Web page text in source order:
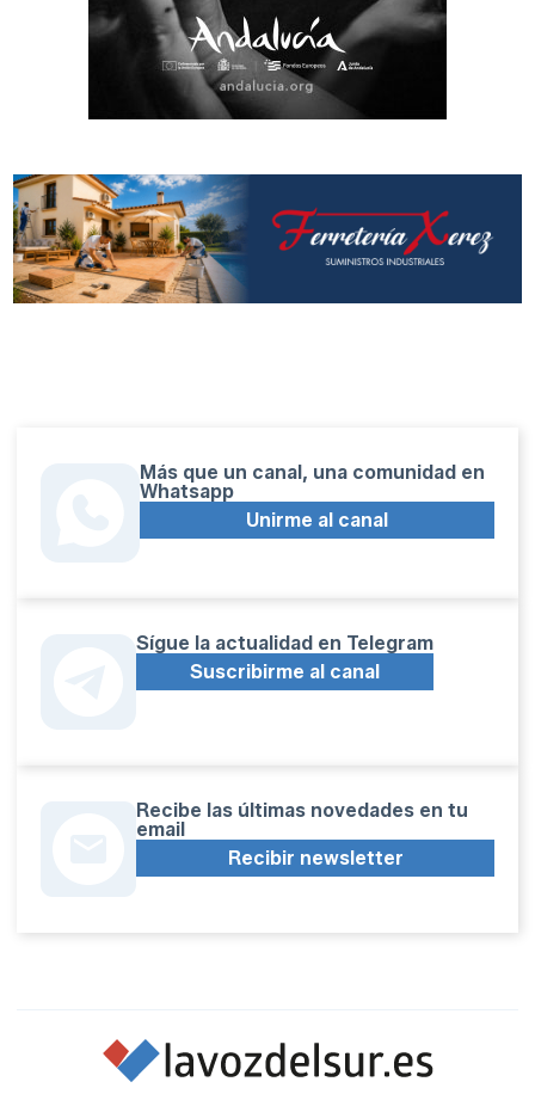
Más que un canal, una comunidad en
Whatsapp
Unirme al canal
Sígue la actualidad en Telegram
Suscribirme al canal
Recibe las últimas novedades en tu
email
Recibir newsletter